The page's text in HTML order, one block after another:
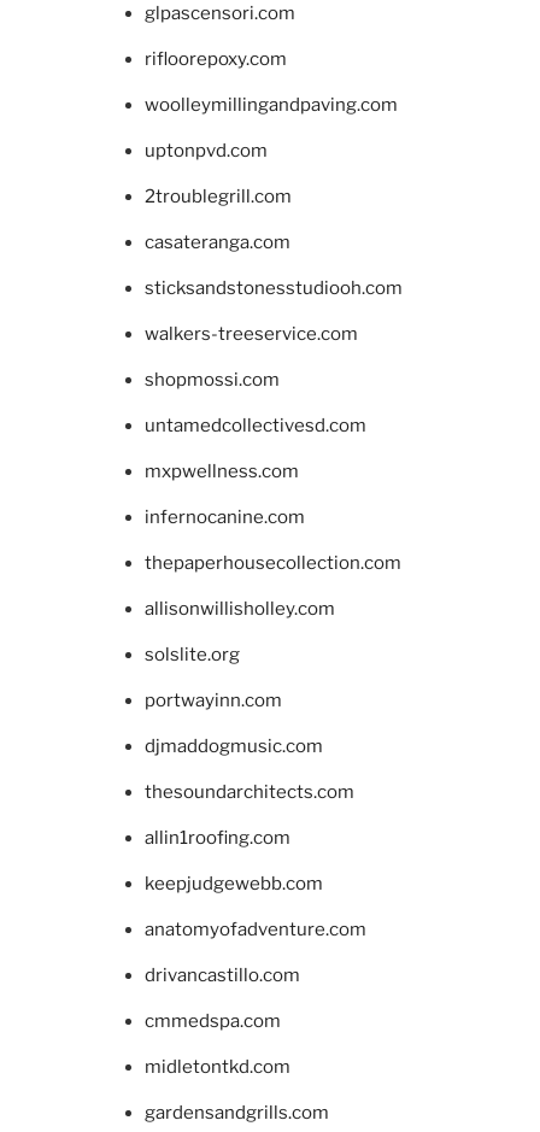
glpascensori.com
rifloorepoxy.com
woolleymillingandpaving.com
uptonpvd.com
2troublegrill.com
casateranga.com
sticksandstonesstudiooh.com
walkers-treeservice.com
shopmossi.com
untamedcollectivesd.com
mxpwellness.com
infernocanine.com
thepaperhousecollection.com
allisonwillisholley.com
solslite.org
portwayinn.com
djmaddogmusic.com
thesoundarchitects.com
allin1roofing.com
keepjudgewebb.com
anatomyofadventure.com
drivancastillo.com
cmmedspa.com
midletontkd.com
gardensandgrills.com